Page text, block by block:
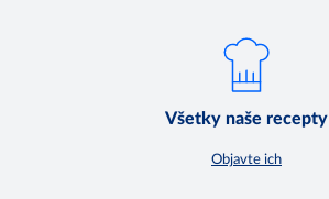
Všetky naše recepty
Objavte ich